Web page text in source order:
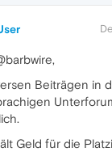
Beiträgen in
Geld für die